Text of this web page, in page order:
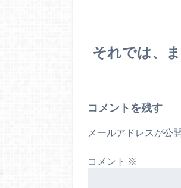
それでは、
コメントを残す
メールアドレスが公
コメント ※